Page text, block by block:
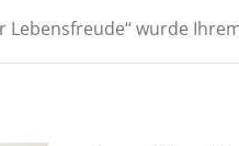
Lebensfreude“ wurde